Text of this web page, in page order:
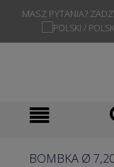
MASZ PYTANIA?
BOMBKA Ø